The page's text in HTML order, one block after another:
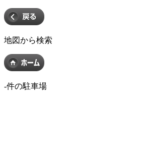
地図から検索
-件の駐車場